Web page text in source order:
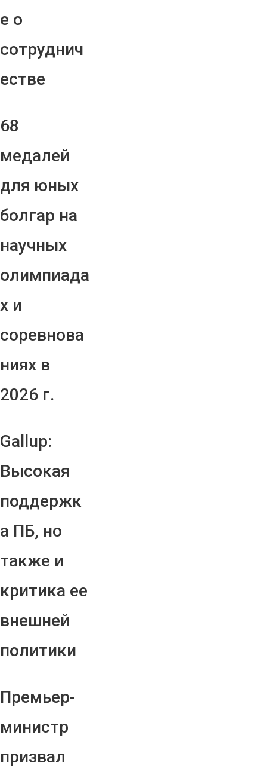
е о
сотруднич
естве
68
медалей
для юных
болгар на
научных
олимпиада
х и
соревнова
ниях в
2026 г.
Gallup:
Высокая
поддержк
а ПБ, но
также и
критика ее
внешней
политики
Премьер-
министр
призвал